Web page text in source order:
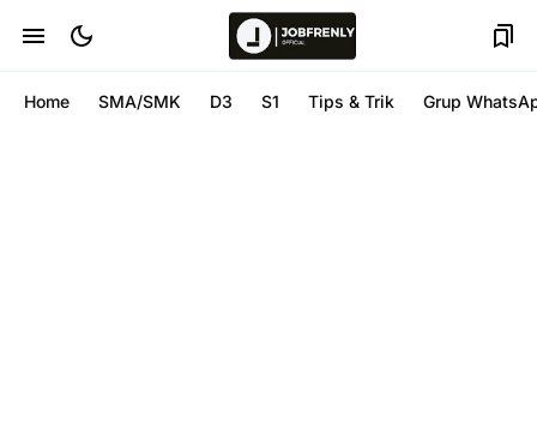
Home SMA/SMK D3 S1 Tips & Trik Grup